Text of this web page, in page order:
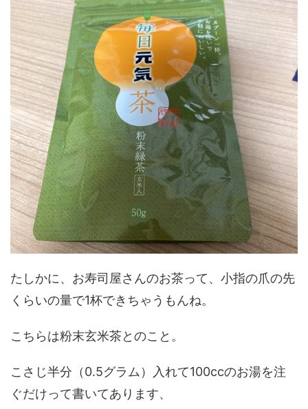
たしかに、お寿司屋さんのお茶って、小指の爪の先
くらいの量で1杯できちゃうもんね。
こちらは粉末玄米茶とのこと。
こさじ半分（0.5グラム）入れて100ccのお湯を注
ぐだけって書いてあります、